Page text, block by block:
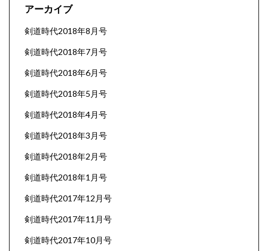
アーカイブ
剣道時代2018年8月号
剣道時代2018年7月号
剣道時代2018年6月号
剣道時代2018年5月号
剣道時代2018年4月号
剣道時代2018年3月号
剣道時代2018年2月号
剣道時代2018年1月号
剣道時代2017年12月号
剣道時代2017年11月号
剣道時代2017年10月号